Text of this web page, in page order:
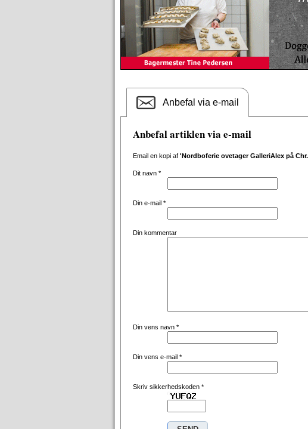
Anbefal via e-mail
Anbefal artiklen via e-mail
Email en kopi af 'Nordboferie ovetager GalleriAlex på
Dit navn *
Din e-mail *
Din kommentar
Din vens navn *
Din vens e-mail *
Skriv sikkerhedskoden *